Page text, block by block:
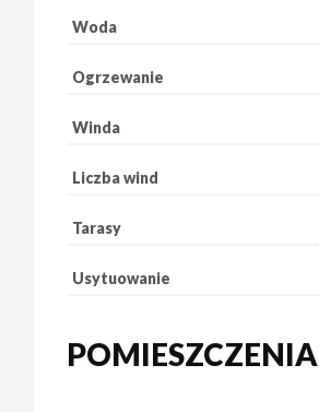
Woda
Ogrzewanie
Winda
Liczba wind
Tarasy
Usytuowanie
POMIESZCZENIA